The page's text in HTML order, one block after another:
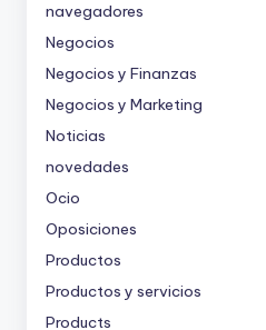
navegadores
Negocios
Negocios y Finanzas
Negocios y Marketing
Noticias
novedades
Ocio
Oposiciones
Productos
Productos y servicios
Products